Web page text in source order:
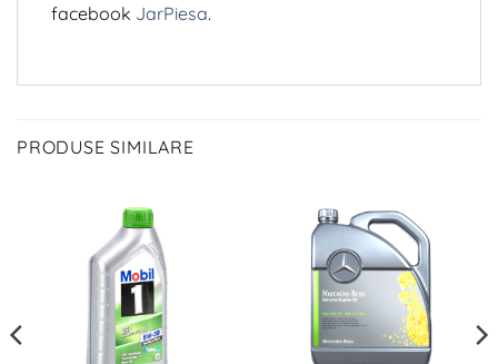
facebook JarPiesa.
PRODUSE SIMILARE